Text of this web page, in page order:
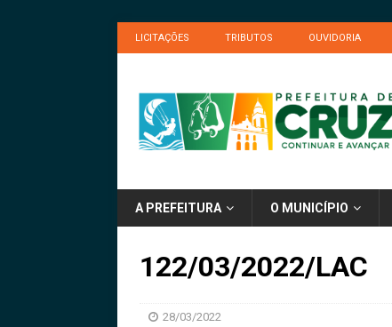
LICITAÇÕES TRIBUTOS OUVIDORIA
A PREFEITURA O MUNICÍPIO
122/03/2022/LAC
28/03/2022